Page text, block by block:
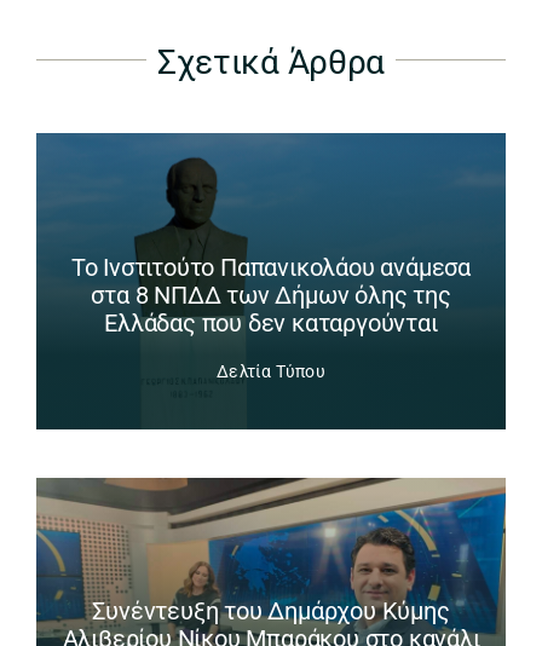
Σχετικά Άρθρα
Το Ινστιτούτο Παπανικολάου ανάμεσα
στα 8 ΝΠΔΔ των Δήμων όλης της
Ελλάδας που δεν καταργούνται
Δελτία Τύπου
Συνέντευξη του Δημάρχου Κύμης
Αλιβερίου Νίκου Μπαράκου στο κανάλι